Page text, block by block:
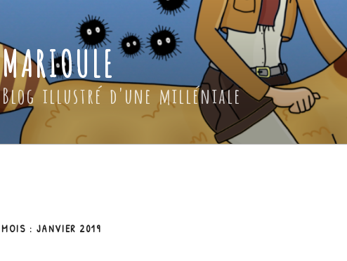
MARIOULE
Blog illustré d'une milléniale
MOIS : JANVIER 2019